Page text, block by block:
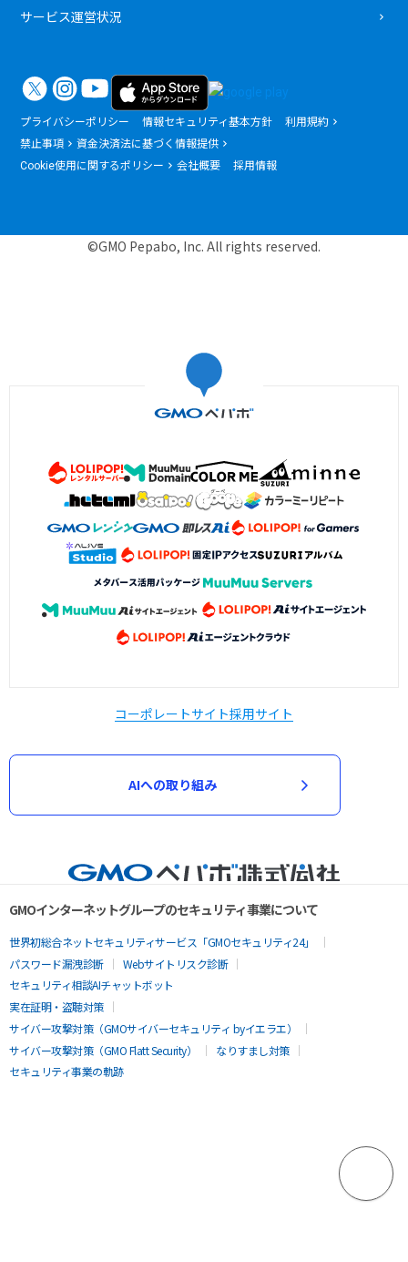
サービス運営状況
プライバシーポリシー 情報セキュリティ基本方針
利用規約
禁止事項
資金決済法に基づく情報提供
Cookie使用に関するポリシー
会社概要 採用情報
©GMO Pepabo, Inc. All rights reserved.
コーポレートサイト採用サイト
AIへの取り組み
GMOインターネットグループのセキュリティ事業について
世界初総合ネットセキュリティサービス「GMOセキュリティ24」
パスワード漏洩診断
Webサイトリスク診断
セキュリティ相談AIチャットボット
実在証明・盗聴対策
サイバー攻撃対策（GMOサイバーセキュリティ byイエラエ）
サイバー攻撃対策（GMO Flatt Security）
なりすまし対策
セキュリティ事業の軌跡